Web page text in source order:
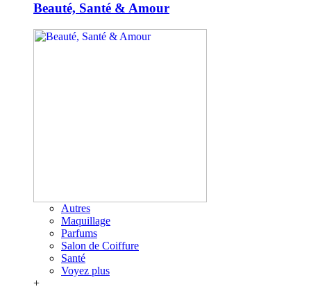
Beauté, Santé & Amour
Autres
Maquillage
Parfums
Salon de Coiffure
Santé
Voyez plus
+